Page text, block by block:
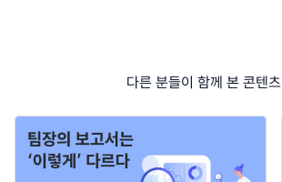
다른 분들이 함께 본 콘텐츠